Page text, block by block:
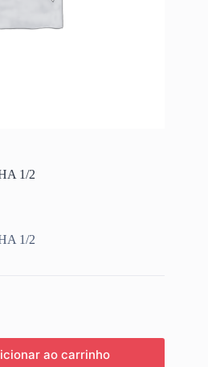
1/2
1/2
ao carrinho